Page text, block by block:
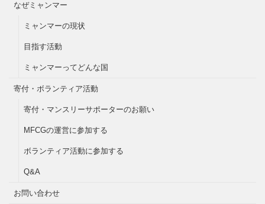
なぜミャンマー
ミャンマーの現状
目指す活動
ミャンマーってどんな国
寄付・ボランティア活動
寄付・マンスリーサポーターのお願い
MFCGの運営に参加する
ボランティア活動に参加する
Q&A
お問い合わせ